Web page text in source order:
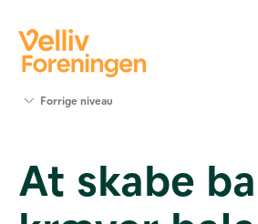
Værktøjer
og viden
Om Velliv
Forrige niveau
At skabe